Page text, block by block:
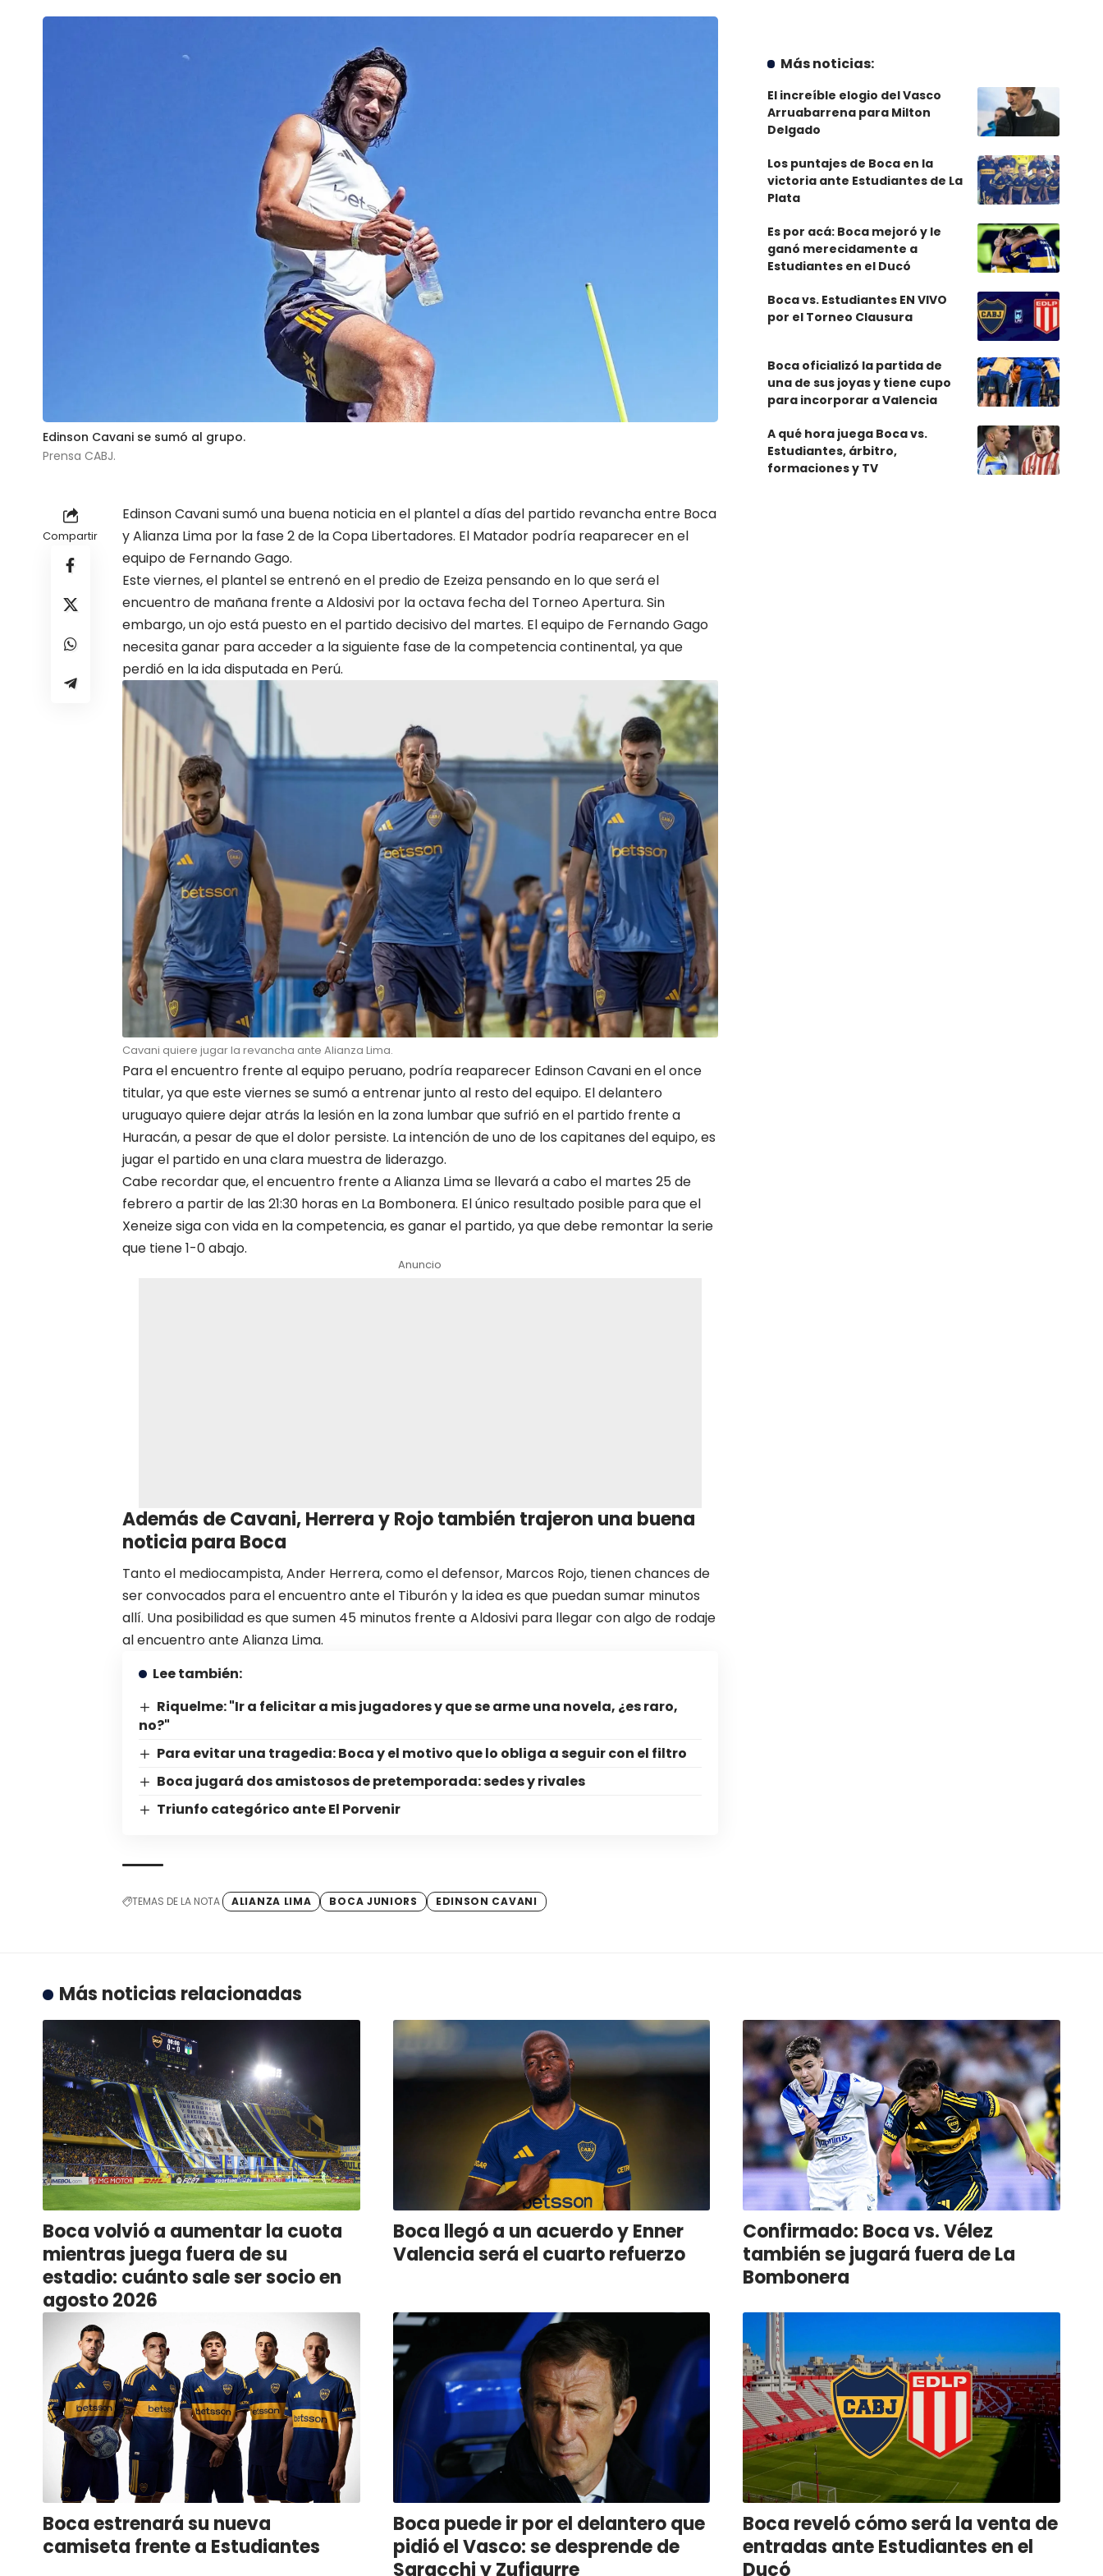
Edinson Cavani se sumó al grupo.
Prensa CABJ.
Compartir
Edinson Cavanisumó una buena noticia en el plantel a días del partido revancha entre Boca
y Alianza Lima por la fase 2 de la Copa Libertadores. El Matador podría reaparecer en el
equipo de Fernando Gago.
Este viernes, el plantel se entrenó en el predio de Ezeiza pensando en lo que será el
encuentro de mañana frente a Aldosivi por la octava fecha del Torneo Apertura. Sin
embargo, un ojo está puesto en el partido decisivo del martes. El equipo de Fernando Gago
necesita ganar para acceder a la siguiente fase de la competencia continental, ya que
perdió en la ida disputada en Perú.
Cavani quiere jugar la revancha ante Alianza Lima.
Para el encuentro frente al equipo peruano, podría reaparecer Edinson Cavani en el once
titular, ya que este viernes se sumó a entrenar junto al resto del equipo. Eldelantero
uruguayoquiere dejar atrás la lesión en la zona lumbar que sufrió en el partido frente a
Huracán, a pesar de que el dolor persiste. La intención de uno de los capitanes del equipo, es
jugar el partido en una clara muestra de liderazgo.
Cabe recordar que, el encuentro frente a Alianza Lima se llevará a cabo el martes 25 de
febrero a partir de las 21:30 horas en La Bombonera. El único resultado posible para que el
Xeneize siga con vida en la competencia, es ganar el partido, ya que debe remontar la serie
que tiene 1-0 abajo.
Anuncio
Además de Cavani, Herrera y Rojo también trajeron una buena
noticia para Boca
Tanto el mediocampista, Ander Herrera, como el defensor, Marcos Rojo, tienen chances de
ser convocados para el encuentro ante el Tiburón y la idea es que puedan sumar minutos
allí. Una posibilidad es que sumen 45 minutos frente a Aldosivi para llegar con algo de rodaje
al encuentro ante Alianza Lima.
Lee también:
Riquelme: "Ir a felicitar a mis jugadores y que se arme una novela, ¿es raro,
no?"
Para evitar una tragedia: Boca y el motivo que lo obliga a seguir con el filtro
Boca jugará dos amistosos de pretemporada: sedes y rivales
Triunfo categórico ante El Porvenir
TEMAS DE LA NOTA ALIANZA LIMA BOCA JUNIORS EDINSON CAVANI
Más noticias:
El increíble elogio del Vasco
Arruabarrena para Milton
Delgado
Los puntajes de Boca en la
victoria ante Estudiantes de La
Plata
Es por acá: Boca mejoró y le
ganó merecidamente a
Estudiantes en el Ducó
Boca vs. Estudiantes EN VIVO
por el Torneo Clausura
Boca oficializó la partida de
una de sus joyas y tiene cupo
para incorporar a Valencia
A qué hora juega Boca vs.
Estudiantes, árbitro,
formaciones y TV
Más noticias relacionadas
Boca volvió a aumentar la cuota
mientras juega fuera de su
estadio: cuánto sale ser socio en
agosto 2026
Boca llegó a un acuerdo y Enner
Valencia será el cuarto refuerzo
Confirmado: Boca vs. Vélez
también se jugará fuera de La
Bombonera
Boca estrenará su nueva
camiseta frente a Estudiantes
Boca puede ir por el delantero que
pidió el Vasco: se desprende de
Saracchi y Zufiaurre
Boca reveló cómo será la venta de
entradas ante Estudiantes en el
Ducó